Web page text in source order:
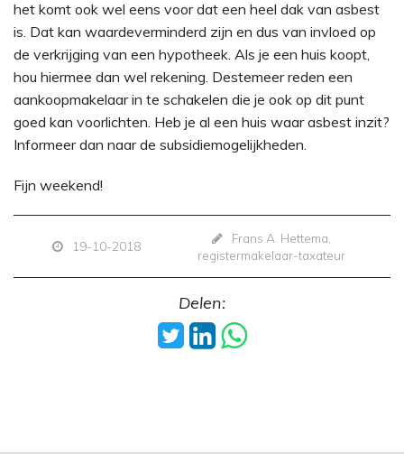
het komt ook wel eens voor dat een heel dak van asbest
is. Dat kan waardeverminderd zijn en dus van invloed op
de verkrijging van een hypotheek. Als je een huis koopt,
hou hiermee dan wel rekening. Destemeer reden een
aankoopmakelaar in te schakelen die je ook op dit punt
goed kan voorlichten. Heb je al een huis waar asbest inzit?
Informeer dan naar de subsidiemogelijkheden.
Fijn weekend!
19-10-2018
Frans A. Hettema,
registermakelaar-taxateur
Delen: